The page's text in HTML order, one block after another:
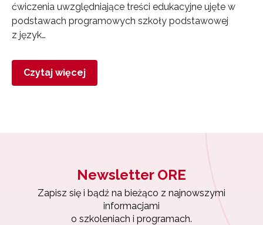
ćwiczenia uwzględniające treści edukacyjne ujęte w
podstawach programowych szkoły podstawowej
z język…
Czytaj więcej
Newsletter ORE
Zapisz się i bądź na bieżąco z najnowszymi
informacjami
o szkoleniach i programach.